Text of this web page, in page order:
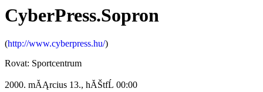
CyberPress.Sopron
(http://www.cyberpress.hu/)
Rovat: Sportcentrum
2000. mĂĄrcius 13., hĂŠtfĹ 00:00